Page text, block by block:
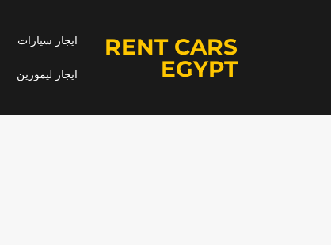
RENT CARS
EGYPT
ايجار سيارات
ايجار ليموزين